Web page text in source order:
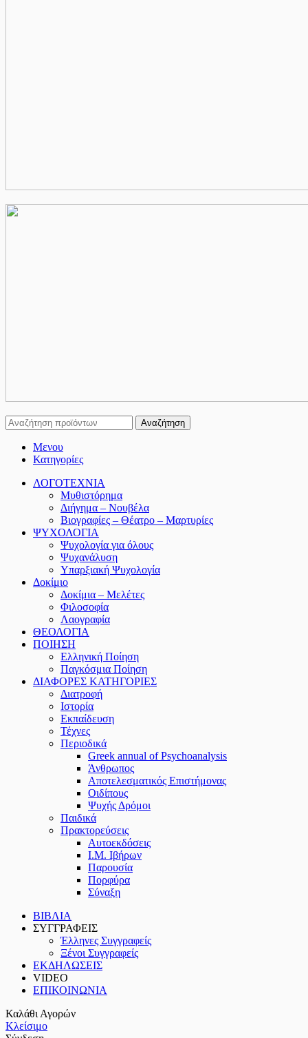
Αναζήτηση
Μενου
Κατηγορίες
ΛΟΓΟΤΕΧΝΙΑ
Μυθιστόρημα
Διήγημα – Νουβέλα
Βιογραφίες – Θέατρο – Μαρτυρίες
ΨΥΧΟΛΟΓΙΑ
Ψυχολογία για όλους
Ψυχανάλυση
Υπαρξιακή Ψυχολογία
Δοκίμιο
Δοκίμια – Μελέτες
Φιλοσοφία
Λαογραφία
ΘΕΟΛΟΓΙΑ
ΠΟΙΗΣΗ
Ελληνική Ποίηση
Παγκόσμια Ποίηση
ΔΙΑΦΟΡΕΣ ΚΑΤΗΓΟΡΙΕΣ
Διατροφή
Ιστορία
Εκπαίδευση
Τέχνες
Περιοδικά
Greek annual of Psychoanalysis
Άνθρωπος
Αποτελεσματικός Επιστήμονας
Οιδίπους
Ψυχής Δρόμοι
Παιδικά
Πρακτoρεύσεις
Αυτοεκδόσεις
Ι.Μ. Ιβήρων
Παρουσία
Πορφύρα
Σύναξη
ΒΙΒΛΙΑ
ΣΥΓΓΡΑΦΕΙΣ
Έλληνες Συγγραφείς
Ξένοι Συγγραφείς
ΕΚΔΗΛΩΣΕΙΣ
VIDEO
ΕΠΙΚΟΙΝΩΝΙΑ
Καλάθι Αγορών
Κλείσιμο